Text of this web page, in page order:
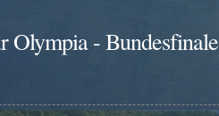
Olympia -